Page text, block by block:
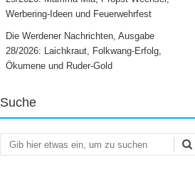
Werbering-Ideen und Feuerwehrfest
Die Werdener Nachrichten, Ausgabe
28/2026: Laichkraut, Folkwang-Erfolg,
Ökumene und Ruder-Gold
Suche
Suchen